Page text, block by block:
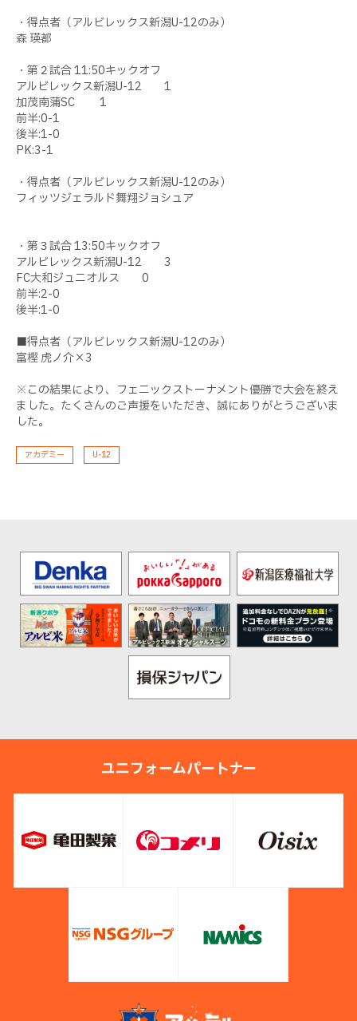
・得点者（アルビレックス新潟U-12のみ）
森 瑛都
・第２試合 11:50キックオフ
アルビレックス新潟U-12 1
加茂南蒲SC 1
前半:0-1
後半:1-0
PK:3-1
・得点者（アルビレックス新潟U-12のみ）
フィッツジェラルド舞翔ジョシュア
・第３試合 13:50キックオフ
アルビレックス新潟U-12 3
FC大和ジュニオルス 0
前半:2-0
後半:1-0
■得点者（アルビレックス新潟U-12のみ）
富樫 虎ノ介×3
※この結果により、フェニックストーナメント優勝で大会を終え
ました。たくさんのご声援をいただき、誠にありがとうございま
した。
アカデミー U-12
ユニフォームパートナー